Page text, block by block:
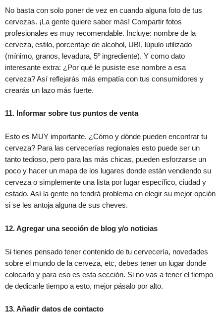
No basta con solo poner de vez en cuando alguna foto de tus
cervezas. ¡La gente quiere saber más! Compartir fotos
profesionales es muy recomendable. Incluye: nombre de la
cerveza, estilo, porcentaje de alcohol, UBI, lúpulo utilizado
(mínimo, granos, levadura, 5º ingrediente). Y como dato
interesante extra: ¿Por qué le pusiste ese nombre a esa
cerveza? Así reflejarás más empatía con tus consumidores y
crearás un lazo más fuerte.
11. Informar sobre tus puntos de venta
Esto es MUY importante. ¿Cómo y dónde pueden encontrar tu
cerveza? Para las cervecerías regionales esto puede ser un
tanto tedioso, pero para las más chicas, pueden esforzarse un
poco y hacer un mapa de los lugares donde están vendiendo su
cerveza o simplemente una lista por lugar específico, ciudad y
estado. Así la gente no tendrá problema en elegir su mejor opción
si se les antoja alguna de sus cheves.
12. Agregar una sección de blog y/o noticias
Si tienes pensado tener contenido de tu cervecería, novedades
sobre el mundo de la cerveza, etc, debes tener un lugar donde
colocarlo y para eso es esta sección. Si no vas a tener el tiempo
de dedicarle tiempo a esto, mejor pásalo por alto.
13. Añadir datos de contacto